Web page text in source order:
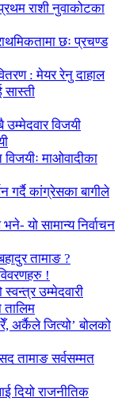
राशी नुवाकोटका
छः प्रचण्ड
: मेयर रेनु दाहाल
उम्मेदवार विजयी
माओवादीका
गर्दै कांग्रेसका बागीले
यो सामान्य निर्वाचन
तामाङ ?
!
उम्मेदवारी
तालिम
अर्कैले जित्यो’ बोलको
तामाङ सर्वसम्मत
दियो राजनीतिक